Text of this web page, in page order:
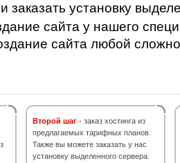
установку
сайта у нашего
сайта любой
Второй шаг - заказ хостинга из
предлагаемых тарифных планов.
Также вы можете заказать у нас
установку выделенного сервера.